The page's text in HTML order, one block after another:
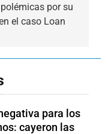
por su
el caso Loan
para los
cayeron las